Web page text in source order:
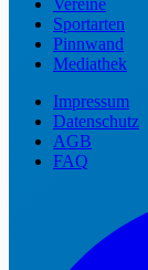
Sportarten
Pinnwand
Mediathek
Impressum
Datenschutz
AGB
FAQ